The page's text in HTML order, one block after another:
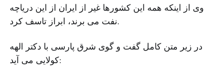
وى از اینکه همه این کشورها غیر از ایران از این دریاچه
نفت مى برند، ابراز تاسف کرد.
در زیر متن کامل گفت و گوى شرق پارسى با دکتر الهه
کولایى مى آید: